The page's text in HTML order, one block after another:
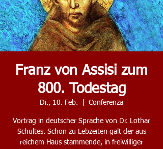
Franz von Assisi zum
800. Todestag
Di., 10. Feb. Conferenza
Vortrag in deutscher Sprache von Dr. Lothar
Schultes. Schon zu Lebzeiten galt der aus
reichem Haus stammende, in freiwilliger